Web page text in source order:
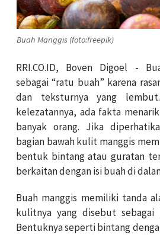
Buah Manggis (foto:freepik)
RRI.CO.ID, Boven Digoel -
sebagai “ratu buah” karena
dan teksturnya yang
kelezatannya, ada fakta
banyak orang. Jika
bagian bawah kulit manggis
bentuk bintang atau guratan
berkaitan dengan isi buah di
Buah manggis memiliki tanda
kulitnya yang disebut sebagai
Bentuknya seperti bintang